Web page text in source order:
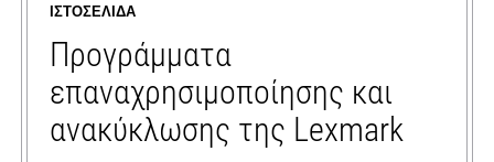
new
tab
ΙΣΤΟΣΕΛΊΔΑ
Προγράμματα
επαναχρησιμοποίησης και
ανακύκλωσης της Lexmark